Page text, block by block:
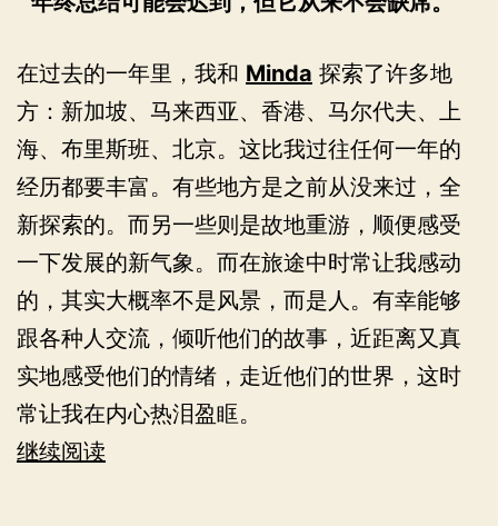
在过去的一年里，我和 Minda 探索了许多地
方：新加坡、马来西亚、香港、马尔代夫、上
海、布里斯班、北京。这比我过往任何一年的
经历都要丰富。有些地方是之前从没来过，全
新探索的。而另一些则是故地重游，顺便感受
一下发展的新气象。而在旅途中时常让我感动
的，其实大概率不是风景，而是人。有幸能够
跟各种人交流，倾听他们的故事，近距离又真
实地感受他们的情绪，走近他们的世界，这时
常让我在内心热泪盈眶。
继续阅读